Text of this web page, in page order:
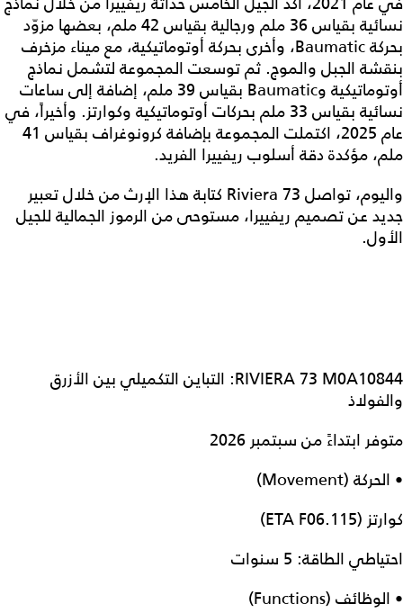
نسائية بقياس 36 ملم ورجالية بقياس 42 ملم، بعضها مزوّد
بحركة Baumatic، وأخرى بحركة أوتوماتيكية، مع ميناء مزخرف
بنقشة الجبل والموج. ثم توسعت المجموعة لتشمل نماذج
أوتوماتيكية وBaumatic بقياس 39 ملم، إضافة إلى ساعات
نسائية بقياس 33 ملم بحركات أوتوماتيكية وكوارتز. وأخيراً، في
عام 2025، اكتملت المجموعة بإضافة كرونوغراف بقياس 41
ملم، مؤكدة دقة أسلوب ريفييرا الفريد.
واليوم، تواصل Riviera 73 كتابة هذا الإرث من خلال تعبير
جديد عن تصميم ريفييرا، مستوحى من الرموز الجمالية للجيل
الأول.
RIVIERA 73 M0A10844: التباين التكميلي بين الأزرق
والفولاذ
متوفر ابتداءً من سبتمبر 2026
• الحركة (Movement)
كوارتز (ETA F06.115)
احتياطي الطاقة: 5 سنوات
• الوظائف (Functions)